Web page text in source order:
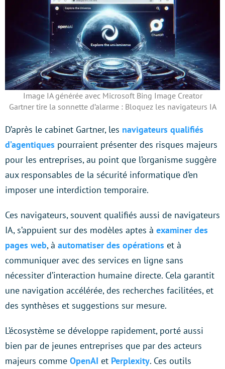
Image IA générée avec Microsoft Bing Image Creator
Gartner tire la sonnette d’alarme : Bloquez les navigateurs IA
D’après le cabinet Gartner, les navigateurs qualifiés
d’agentiques pourraient présenter des risques majeurs
pour les entreprises, au point que l’organisme suggère
aux responsables de la sécurité informatique d’en
imposer une interdiction temporaire.
Ces navigateurs, souvent qualifiés aussi de navigateurs
IA, s’appuient sur des modèles aptes à examiner des
pages web, à automatiser des opérations et à
communiquer avec des services en ligne sans
nécessiter d’interaction humaine directe. Cela garantit
une navigation accélérée, des recherches facilitées, et
des synthèses et suggestions sur mesure.
L’écosystème se développe rapidement, porté aussi
bien par de jeunes entreprises que par des acteurs
majeurs comme OpenAI et Perplexity. Ces outils